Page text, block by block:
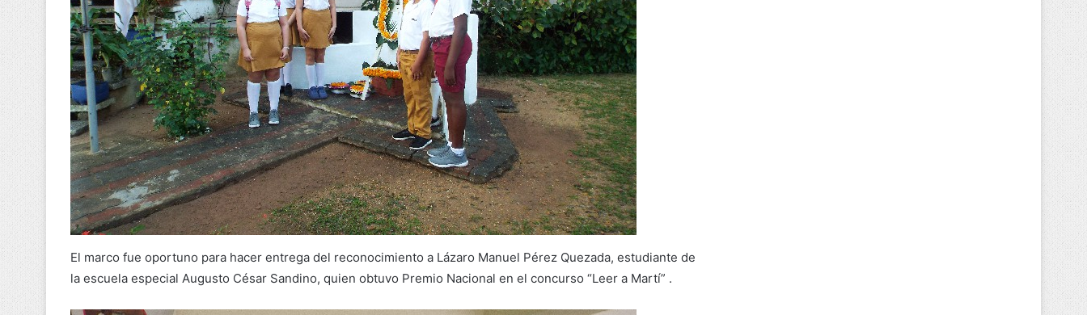
El marco fue oportuno para hacer entrega del reconocimiento a Lázaro Manuel Pérez Quezada, estudiante de
la escuela especial Augusto César Sandino, quien obtuvo Premio Nacional en el concurso “Leer a Martí” .